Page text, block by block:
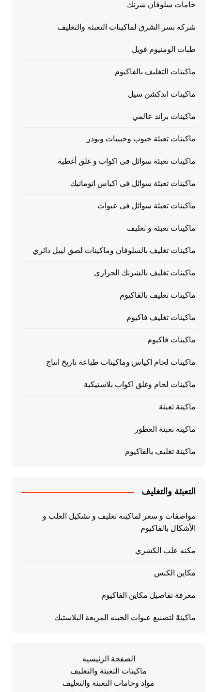
خامات سلوفان شرنك
شركة نسر الشرق لماكينات التعبئة والتغليف
طبات الومنيوم فويل
ماكينات التغليف بالفاكيوم
ماكينات اندكشن سيل
ماكينات براند عالمي
ماكينات تعبئة حبوب وحبيبات وبودر
ماكينات تعبئة سوائل فى اكواب و غلق أغطية
ماكينات تعبئة سوائل فى اكياس اتوماتيك
ماكينات تعبئة سوائل فى عبوات
ماكينات تعبئة و تغليف
ماكينات تغليف بالسلوفان وماكينات لصق ليبل دائري
ماكينات تغليف بالشرنك الحراري
ماكينات تغليف بالفاكيوم
ماكينات تغليف فاكيوم
ماكينات فاكيوم
ماكينات لحام اكياس وماكينات طباعة تاريخ انتاج
ماكينات لحام وغلق اكواب بلاستيكية
ماكينة تعبئة
ماكينة تعبئة العطور
ماكينة تغليف بالفاكيوم
التعبئة والتغليف
مواصفات و سعر لماكينة تغليف و تشكيل العلب و
الأشكال بالفاكيوم
مكنه علب الكشري
مكاين الكبس
معرفة تفاصيل مكاين الفاكيوم
ماكينهً لتصنيع عبوات الجبنه المربعة البلاستيك
الصفحة الرئيسية
ماكينات التعبئة والتغليف
مواد وخامات التعبئة والتغليف